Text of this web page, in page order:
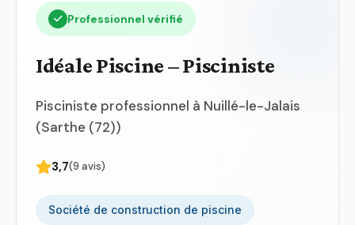
Professionnel vérifié
Idéale Piscine – Pisciniste
Pisciniste professionnel à Nuillé-le-Jalais
(Sarthe (72))
3,7(9 avis)
Société de construction de piscine